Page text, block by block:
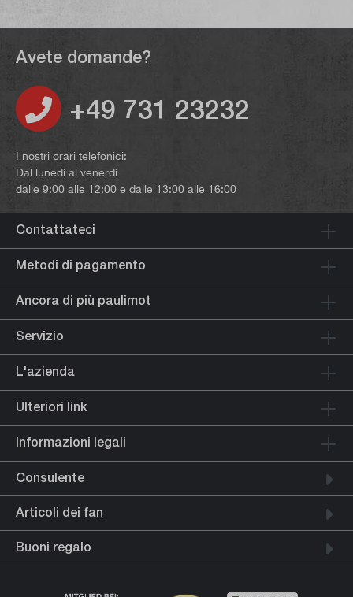
Avete domande?
+49 731 23232
I nostri orari telefonici:
Dal lunedì al venerdì
dalle 9:00 alle 12:00 e dalle 13:00 alle 16:00
Contattateci
Metodi di pagamento
Ancora di più paulimot
Servizio
L'azienda
Ulteriori link
Informazioni legali
Consulente
Articoli dei fan
Buoni regalo